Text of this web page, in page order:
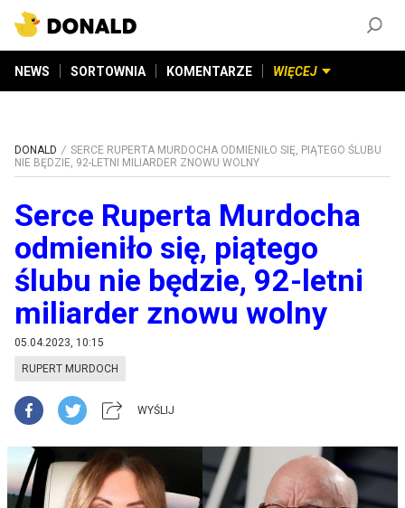
NEWS SORTOWNIA KOMENTARZE WIĘCEJ
DONALD
SERCE RUPERTA MURDOCHA ODMIENIŁO SIĘ, PIĄTEGO ŚLUBU
NIE BĘDZIE, 92-LETNI MILIARDER ZNOWU WOLNY
Serce Ruperta Murdocha
odmieniło się, piątego
ślubu nie będzie, 92-letni
miliarder znowu wolny
05.04.2023, 10:15
RUPERT MURDOCH
WYŚLIJ